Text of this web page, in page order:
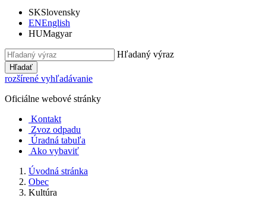
SKSlovensky
ENEnglish
HUMagyar
Hľadaný výraz
Hľadať
rozšírené vyhľadávanie
Oficiálne webové stránky
Kontakt
Zvoz odpadu
Úradná tabuľa
Ako vybaviť
Úvodná stránka
Obec
Kultúra